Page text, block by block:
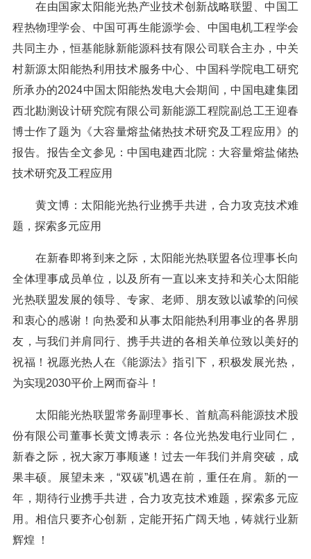
在由国家太阳能光热产业技术创新战略联盟、中国工
程热物理学会、中国可再生能源学会、中国电机工程学会
共同主办，恒基能脉新能源科技有限公司联合主办，中关
村新源太阳能热利用技术服务中心、中国科学院电工研究
所承办的2024中国太阳能热发电大会期间，中国电建集团
西北勘测设计研究院有限公司新能源工程院副总工王迎春
博士作了题为《大容量熔盐储热技术研究及工程应用》的
报告。报告全文参见：中国电建西北院：大容量熔盐储热
技术研究及工程应用
黄文博：太阳能光热行业携手共进，合力攻克技术难
题，探索多元应用
在新春即将到来之际，太阳能光热联盟各位理事长向
全体理事成员单位，以及所有一直以来支持和关心太阳能
光热联盟发展的领导、专家、老师、朋友致以诚挚的问候
和衷心的感谢！向热爱和从事太阳能热利用事业的各界朋
友，与我们并肩同行、携手共进的各相关单位致以美好的
祝福！祝愿光热人在《能源法》指引下，积极发展光热，
为实现2030平价上网而奋斗！
太阳能光热联盟常务副理事长、首航高科能源技术股
份有限公司董事长黄文博表示：各位光热发电行业同仁，
新春之际，祝大家万事顺遂！过去一年我们并肩突破，成
果丰硕。展望未来，“双碳”机遇在前，重任在肩。新的一
年，期待行业携手共进，合力攻克技术难题，探索多元应
用。相信只要齐心创新，定能开拓广阔天地，铸就行业新
辉煌 ！